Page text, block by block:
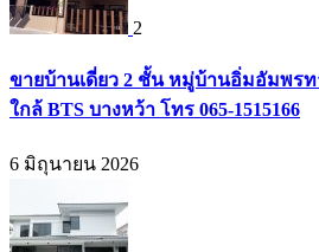
2
ขายบ้านเดี่ยว 2 ชั้น หมู่บ้านอิ่มอัมพร
ใกล้ BTS บางหว้า โทร 065-1515166
6 มิถุนายน 2026